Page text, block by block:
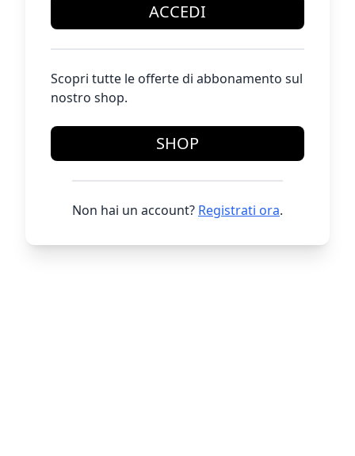
ACCEDI
Scopri tutte le offerte di abbonamento sul
nostro shop.
SHOP
Non hai un account? Registrati ora.